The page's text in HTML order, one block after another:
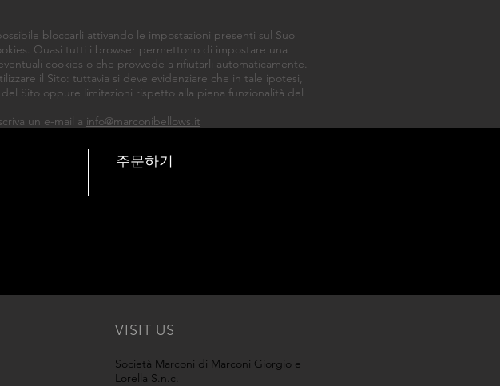
bloccarli attivando le impostazioni presenti sul Suo
Quasi tutti i browser permettono di impostare una
cookies o che provvede a rifiutarli automaticamente.
il Sito: tuttavia si deve evidenziare che in tale ipotesi,
Sito oppure limitazioni rispetto alla piena funzionalità del
un e-mail a info@marconibellows.it
주문하기
VISIT US
Società Marconi di Marconi Giorgio e
Lorella S.n.c.